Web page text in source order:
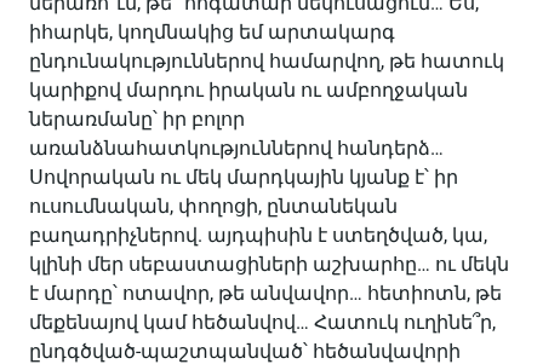
իհարկե, կողմնակից եմ արտակարգ
ընդունակություններով համարվող, թե հատուկ
կարիքով մարդու իրական ու ամբողջական
ներառմանը՝ իր բոլոր
առանձնահատկություններով հանդերձ…
Սովորական ու մեկ մարդկային կյանք է՝ իր
ուսումնական, փողոցի, ընտանեկան
բաղադրիչներով. այդպիսին է ստեղծված, կա,
կլինի մեր սեբաստացիների աշխարհը… ու մեկն
է մարդը՝ ոտավոր, թե անվավոր… հետիոտն, թե
մեքենայով կամ հեծանվով… Հատուկ ուղինե՞ր,
ընդգծված-պաշտպանված՝ հեծանվավորի